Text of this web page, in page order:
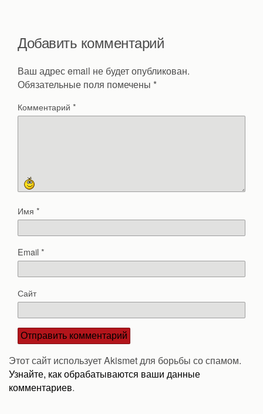
Добавить комментарий
Ваш адрес email не будет опубликован.
Обязательные поля помечены *
Комментарий *
Имя *
Email*
Сайт
Этот сайт использует Akismet для борьбы со спамом.
Узнайте, как обрабатываются ваши данные
комментариев.